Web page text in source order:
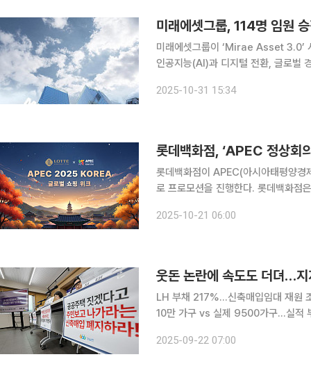
미래에셋그룹, 114명 임원
미래에셋그룹이 ‘Mirae Asset 3.0’
인공지능(AI)과 디지털 전환, 글로벌
혔다. 그룹은 이번 인사를 ‘Mirae
2025-10-31 15:34
롯데백화점, ‘APEC 정상회
롯데백화점이 APEC(아시아태평양경
로 프로모션을 진행한다. 롯데백화점은 20년 만에 한국에서 열리는 APEC 정상회의를 맞아 24일
사기간 동안 백화점 전점 식품관에서
2025-10-21 06:00
웃돈 논란에 속도도 더뎌…
LH 부채 217%…신축매입임대 재원
10만 가구 vs 실제 9500가구…실적 부진 정부가 도심 주택 공급을 확대하기 위해 한국
다. 주택 매입에 적지 않은 재원이 투
2025-09-22 07:00